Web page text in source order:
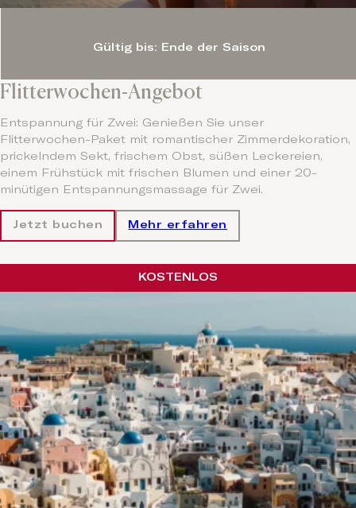
Flitterwochen-Angebot
Entspannung für Zwei: Genießen Sie unser
Flitterwochen-Paket mit romantischer Zimmerdekoration,
prickelndem Sekt, frischem Obst, süßen Leckereien,
einem Frühstück mit frischen Blumen und einer 20-
minütigen Entspannungsmassage für Zwei.
Jetzt buchen Mehr erfahren
Gültig bis: Ende der Saison
KOSTENLOS